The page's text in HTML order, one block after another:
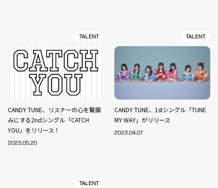
TALENT
CANDY TUNE、リスナーの心を鷲掴
みにする2ndシングル「CATCH
YOU」をリリース！
2023.05.20
TALENT
CANDY TUNE、1stシングル「TUNE
MY WAY」がリリース
2023.04.07
TALENT